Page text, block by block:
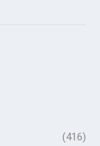
(416)